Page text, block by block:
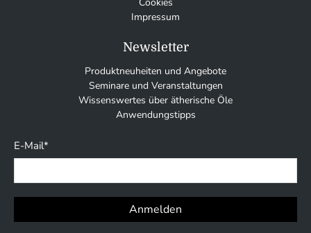
Cookies
Impressum
Newsletter
Produktneuheiten und Angebote
Seminare und Veranstaltungen
Wissenswertes über ätherische Öle
Anwendungstipps
E-Mail*
Anmelden